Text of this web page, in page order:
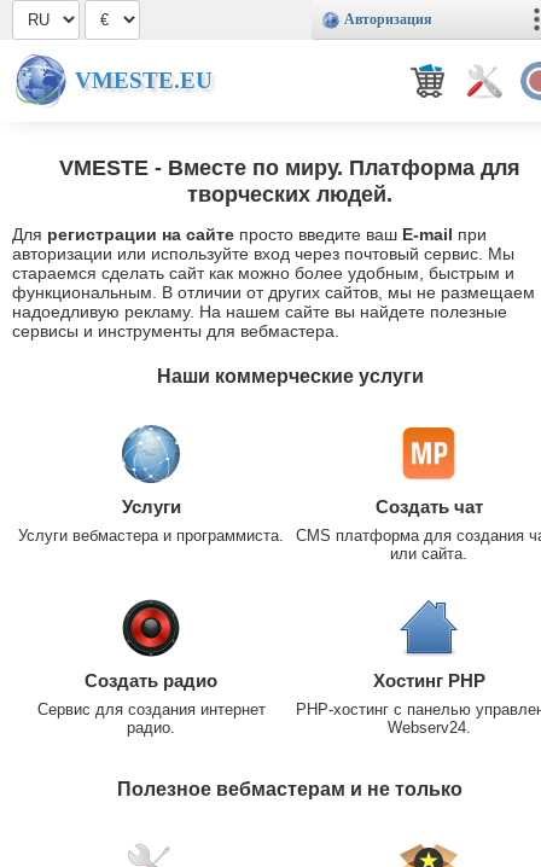
Авторизация
VMESTE.EU
VMESTE - Вместе по миру. Платформа для
творческих людей.
Для регистрации на сайте просто введите ваш E-mail при
авторизации или используйте вход через почтовый сервис. Мы
стараемся сделать сайт как можно более удобным, быстрым и
функциональным. В отличии от других сайтов, мы не размещаем
надоедливую рекламу. На нашем сайте вы найдете полезные
сервисы и инструменты для вебмастера.
Наши коммерческие услуги
Услуги
Услуги вебмастера и программиста.
Создать чат
CMS платформа для создания
или сайта.
Создать радио
Сервис для создания интернет
радио.
Хостинг PHP
PHP-хостинг с панелью
Webserv24.
Полезное вебмастерам и не только